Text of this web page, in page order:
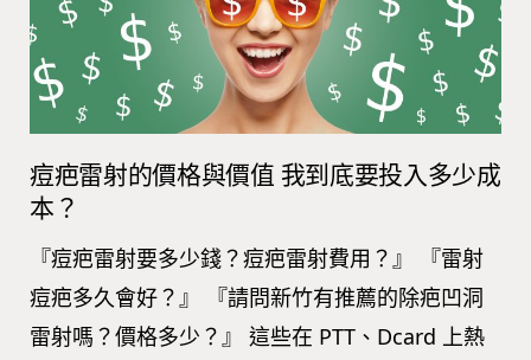
痘疤雷射的價格與價值 我到底要投入多少成
本？
『痘疤雷射要多少錢？痘疤雷射費用？』 『雷射
痘疤多久會好？』 『請問新竹有推薦的除疤凹洞
雷射嗎？價格多少？』 這些在 PTT、Dcard 上熱